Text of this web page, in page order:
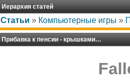
Иерархия статей
Статьи » Компьютерные игры »
Прибавка к пенсии - крышками…